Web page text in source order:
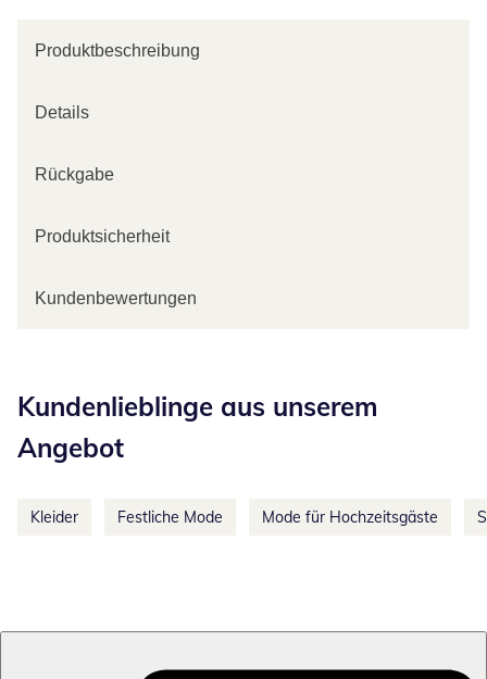
Produktbeschreibung
Details
Rückgabe
Produktsicherheit
Kundenbewertungen
Kundenlieblinge aus unserem
Angebot
Kleider Festliche Mode Mode für Hochzeitsgäste